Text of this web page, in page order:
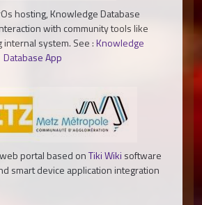
hosting, Knowledge Database
with community tools like
internal system. See :Knowledge
Database App
portal based onTiki Wiki software
smart device application integration.